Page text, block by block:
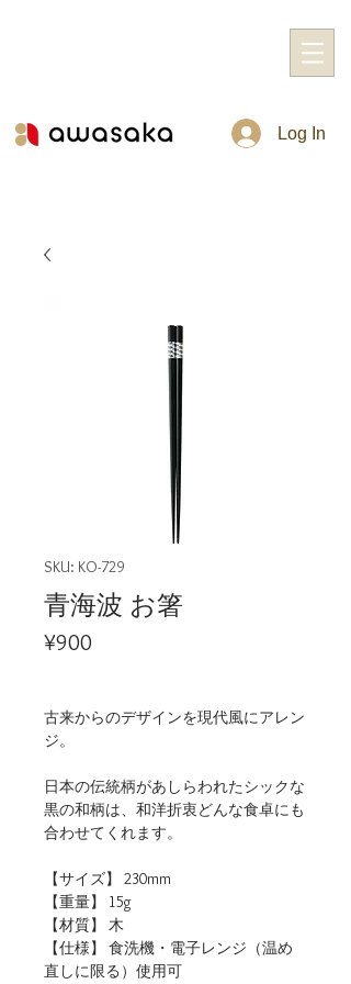
Log In
SKU: KO-729
青海波 お箸
¥900
古来からのデザインを現代風にアレン
ジ。
日本の伝統柄があしらわれたシックな
黒の和柄は、和洋折衷どんな食卓にも
合わせてくれます。
【サイズ】 230mm
【重量】 15g
【材質】 木
【仕様】 食洗機・電子レンジ（温め
直しに限る）使用可